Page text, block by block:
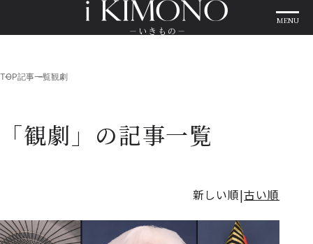
MENU
TOP記事一覧観劇
「観劇」の記事一覧
新しい順 古い順